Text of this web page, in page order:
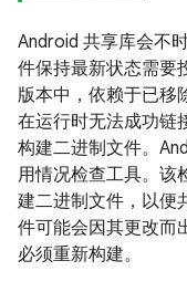
Android 共享库会不
件保持最新状态需要
版本中，依赖于已移
在运行时无法成功链
构建二进制文件。
用情况检查工具。该
建二进制文件，以便
件可能会因其更改而
必须重新构建。